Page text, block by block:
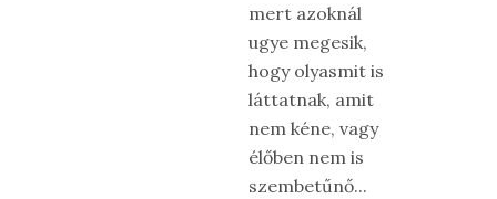
mert azoknál
ugye megesik,
hogy olyasmit is
láttatnak, amit
nem kéne, vagy
élőben nem is
szembetűnő...